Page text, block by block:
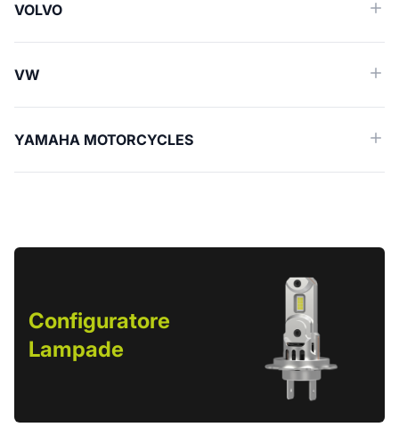
VOLVO
VW
YAMAHA MOTORCYCLES
Configuratore
Lampade